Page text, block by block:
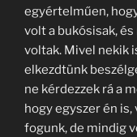
egyértelműen,
volt a bukósisak,
voltak. Mivel nekik
elkezdtünk
ne kérdezzek rá a
hogy egyszer én
fogunk, de mindig